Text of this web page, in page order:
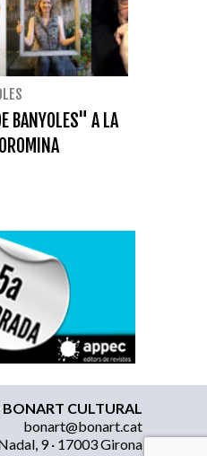
BANYOLES" A LA
BONART CULTURAL
bonart@bonart.cat
9 · 17003 Girona